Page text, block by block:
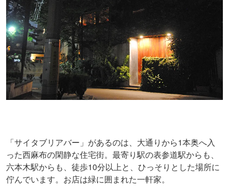
「サイタブリアバー」があるのは、大通りから1本奥へ入
った西麻布の閑静な住宅街。最寄り駅の表参道駅からも、
六本木駅からも、徒歩10分以上と、ひっそりとした場所に
佇んでいます。お店は緑に囲まれた一軒家。